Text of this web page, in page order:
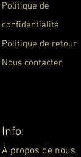
Politique de
confidentialité
Politique de retour
Nous contacter
Info:
À propos de nous